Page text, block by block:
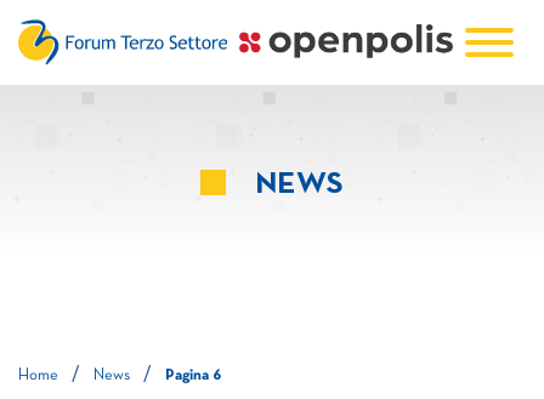
NEWS
Home / News / Pagina 6